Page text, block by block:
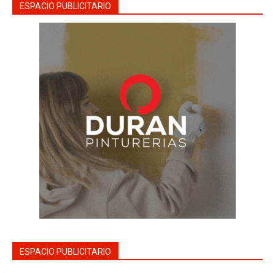
ESPACIO PUBLICITARIO
ESPACIO PUBLICITARIO